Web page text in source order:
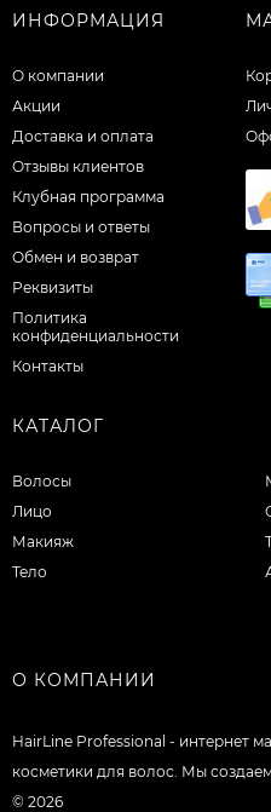
ИНФОРМАЦИЯ
О компании
Акции
Доставка и оплата
Отзывы клиентов
Клубная программа
Вопросы и ответы
Обмен и возврат
Реквизиты
Политика
конфиденциальности
Контакты
КАТАЛОГ
Волосы
Лицо
Макияж
Тело
О КОМПАНИИ
HairLine Professional - интернет
косметики для волос. Мы
© 2026